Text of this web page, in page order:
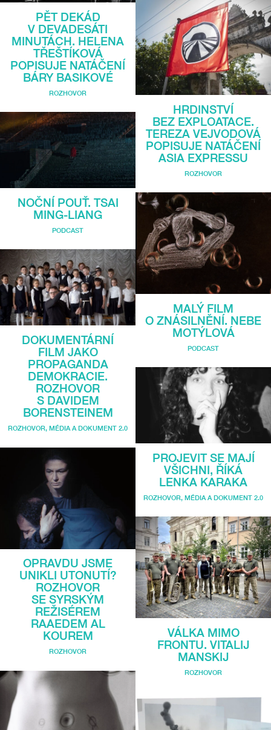
PĚT DEKÁD
V DEVADESÁTI
MINUTÁCH. HELENA
TŘEŠTÍKOVÁ
POPISUJE NATÁČENÍ
BÁRY BASIKOVÉ
ROZHOVOR
NOČNÍ POUŤ. TSAI
MING-LIANG
PODCAST
DOKUMENTÁRNÍ
FILM JAKO
PROPAGANDA
DEMOKRACIE.
ROZHOVOR
S DAVIDEM
BORENSTEINEM
ROZHOVOR, MÉDIA A DOKUMENT 2.0
OPRAVDU JSME
UNIKLI UTONUTÍ?
ROZHOVOR
SE SYRSKÝM
REŽISÉREM
RAAEDEM AL
KOUREM
ROZHOVOR
HRDINSTVÍ
BEZ EXPLOATACE.
TEREZA VEJVODOVÁ
POPISUJE NATÁČENÍ
ASIA EXPRESSU
ROZHOVOR
MALÝ FILM
O ZNÁSILNĚNÍ. NEBE
MOTÝLOVÁ
PODCAST
PROJEVIT SE MAJÍ
VŠICHNI, ŘÍKÁ
LENKA KARAKA
ROZHOVOR, MÉDIA A DOKUMENT 2.0
VÁLKA MIMO
FRONTU. VITALIJ
MANSKIJ
ROZHOVOR